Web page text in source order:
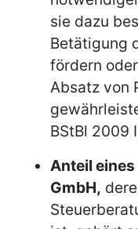
sie dazu
Betätigung
fördern
Absatz von
BStBl 2009
Anteil
GmbH,